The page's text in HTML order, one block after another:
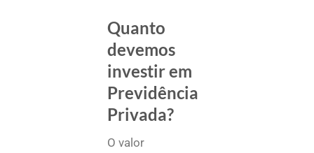
Quanto
devemos
investir em
Previdência
Privada?
O valor